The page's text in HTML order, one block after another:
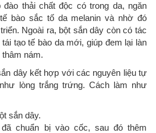
thải chất độc có trong da, ngăn
bào sắc tố da melanin và nhờ đó
Ngoài ra, bột sắn dây còn có tác
tạo tế bào da mới, giúp đem lại làn
nám.
dây kết hợp với các nguyên liệu tự
lòng trắng trứng. Cách làm như
sắn dây.
chuẩn bị vào cốc, sau đó thêm